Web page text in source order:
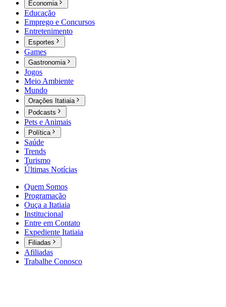
Economia
Educação
Emprego e Concursos
Entretenimento
Esportes
Games
Gastronomia
Jogos
Meio Ambiente
Mundo
Orações Itatiaia
Podcasts
Pets e Animais
Política
Saúde
Trends
Turismo
Últimas Notícias
Quem Somos
Programação
Ouça a Itatiaia
Institucional
Entre em Contato
Expediente Itatiaia
Filiadas
Afiliadas
Trabalhe Conosco